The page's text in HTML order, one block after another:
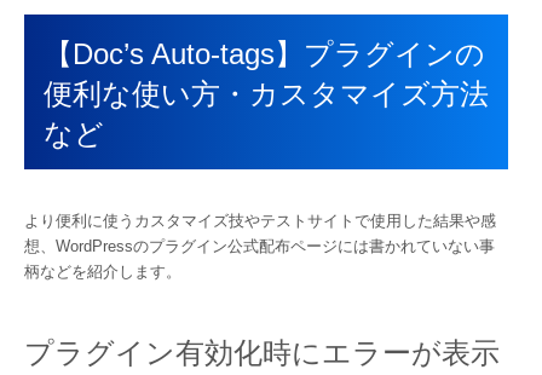
【Doc’s Auto-tags】プラグインの
便利な使い方・カスタマイズ方法
など
より便利に使うカスタマイズ技やテストサイトで使用した結果や感
想、WordPressのプラグイン公式配布ページには書かれていない事
柄などを紹介します。
プラグイン有効化時にエラーが表示